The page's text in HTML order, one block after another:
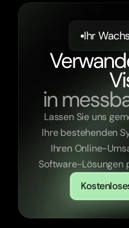
Ihr
in
Lassen Sie uns
Ihre bestehenden
Ihren Online-
Software-Lösungen